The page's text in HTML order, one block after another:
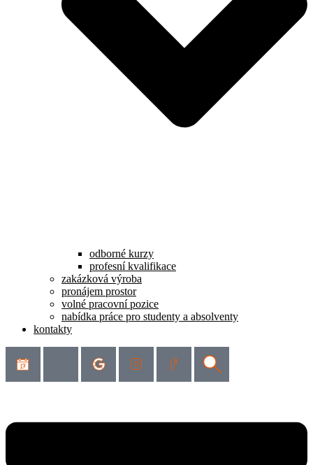
odborné kurzy
profesní kvalifikace
zakázková výroba
pronájem prostor
volné pracovní pozice
nabídka práce pro studenty a absolventy
kontakty